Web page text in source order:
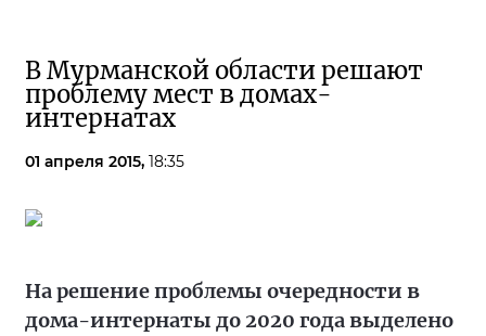
В Мурманской области решают
проблему мест в домах-
интернатах
01 апреля 2015, 18:35
На решение проблемы очередности в
дома-интернаты до 2020 года выделено